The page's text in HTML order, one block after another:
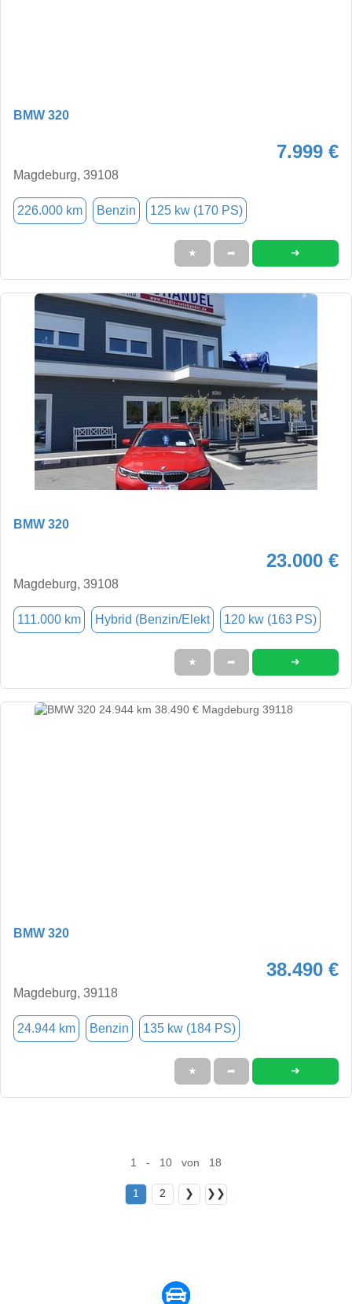
BMW 320
7.999 €
Magdeburg, 39108
226.000 km Benzin 125 kw (170 PS)
★ ➦ ➜
BMW 320
23.000 €
Magdeburg, 39108
111.000 km Hybrid (Benzin/Elekt 120 kw (163 PS)
★ ➦ ➜
BMW 320
38.490 €
Magdeburg, 39118
24.944 km Benzin 135 kw (184 PS)
★ ➦ ➜
1 - 10 von 18
1 2 ❯ ❯❯